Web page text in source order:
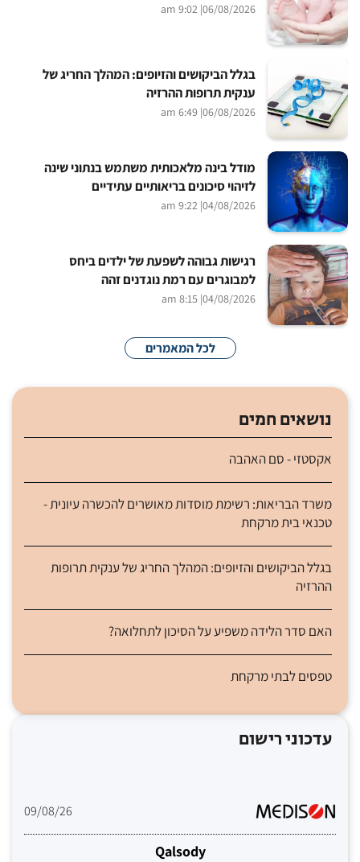
06/08/2026
| 9:02 am
בגלל הביקושים והזיופים: המהלך החריג של
ענקית תרופות ההרזיה
06/08/2026
| 6:49 am
מודל בינה מלאכותית משתמש בנתוני שינה
לזיהוי סיכונים בריאותיים עתידיים
04/08/2026
| 9:22 am
רגישות גבוהה לשפעת של ילדים ביחס
למבוגרים עם רמת נוגדנים זהה
04/08/2026
| 8:15 am
לכל המאמרים
נושאים חמים
אקסטזי - סם האהבה
משרד הבריאות: רשימת מוסדות מאושרים להכשרה עיונית -
טכנאי בית מרקחת
בגלל הביקושים והזיופים: המהלך החריג של ענקית תרופות
ההרזיה
האם סדר הלידה משפיע על הסיכון לתחלואה?
טפסים לבתי מרקחת
עדכוני רישום
09/08/26
Qalsody